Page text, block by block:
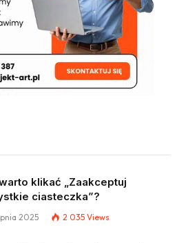
klikać „Zaakceptuj
ciasteczka”?
2025 2 035 Views